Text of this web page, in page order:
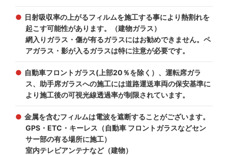
日射吸収率の上がるフィルムを施工する事により熱割れを
起こす可能性があります。（建物ガラス）
網入りガラス・傷が有るガラスにはお勧めできません。ペ
アガラス・影が入るガラスは特に注意が必要です。
自動車フロントガラス(上部20％を除く）、運転席ガラ
ス、助手席ガラスへの施工には道路運送車両の保安基準に
より施工後の可視光線透過率が制限されています。
金属を含むフィルムは電波を遮断することがございます。
GPS・ETC・キーレス（自動車 フロントガラスなどセン
サー部の有る場所に施工）
室内テレビアンテナなど（建物）